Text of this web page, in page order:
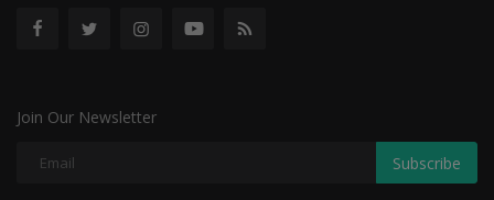
Join Our Newsletter
Subscribe